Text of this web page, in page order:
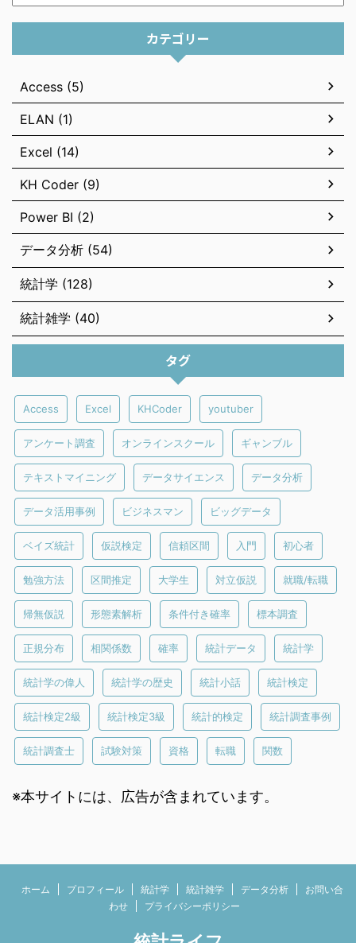
カテゴリー
Access (5)
ELAN (1)
Excel (14)
KH Coder (9)
Power BI (2)
データ分析 (54)
統計学 (128)
統計雑学 (40)
タグ
Access Excel KHCoder youtuber
アンケート調査 オンラインスクール ギャンブル
テキストマイニング データサイエンス データ分析
データ活用事例 ビジネスマン ビッグデータ
ベイズ統計 仮説検定 信頼区間 入門 初心者
勉強方法 区間推定 大学生 対立仮説 就職/転職
帰無仮説 形態素解析 条件付き確率 標本調査
正規分布 相関係数 確率 統計データ 統計学
統計学の偉人 統計学の歴史 統計小話 統計検定
統計検定2級 統計検定3級 統計的検定 統計調査事例
統計調査士 試験対策 資格 転職 関数
※本サイトには、広告が含まれています。
ホーム プロフィール 統計学 統計雑学 データ分析
お問い合
わせ
プライバシーポリシー